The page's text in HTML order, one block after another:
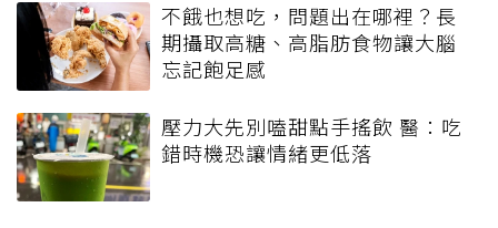
不餓也想吃，問題出在哪裡？長
期攝取高糖、高脂肪食物讓大腦
忘記飽足感
壓力大先別嗑甜點手搖飲 醫：吃
錯時機恐讓情緒更低落